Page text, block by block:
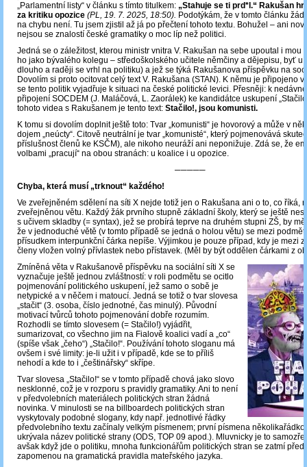
„Parlamentní listy“ v článku s tímto titulkem: „Stahuje se ti prd*l.“ Rakušan
za kritiku opozice (PL, 19. 7. 2025, 18:50). Podotýkám, že v tomto článku
na chybu není. Tu jsem zjistil až já po přečtení tohoto textu. Bohužel – ani
nejsou se znalostí české gramatiky o moc líp než politici.
Jedná se o záležitost, kterou ministr vnitra V. Rakušan na sebe upoutal i mou
ho jako bývalého kolegu – středoškolského učitele němčiny a dějepisu, byť u
dlouho a raději se vrhl na politiku) a jež se týká Rakušanova příspěvku na
Dovolím si proto ocitovat celý text V. Rakušana (STAN). K němu je připojeno
se tento politik vyjadřuje k situaci na české politické levici. Přesněji: k
připojení SOCDEM (J. Maláčová, L. Zaorálek) ke kandidátce uskupení
tohoto videa s Rakušanem je tento text: Stačilo!, jsou komunisti.
K tomu si dovolím doplnit ještě toto: Tvar „komunisti“ je hovorový a může v
dojem „neúcty“. Citově neutrální je tvar „komunisté“, který pojmenovává
příslušnost členů ke KSČM), ale nikoho neuráží ani neponižuje. Zdá se, že
volbami „pracují“ na obou stranách: u koalice i u opozice.
─────
Chyba, která musí „trknout“ každého!
Ve zveřejněném sdělení na síti X nejde totiž jen o Rakušana ani o to, co říká,
zveřejněnou větu. Každý žák prvního stupně základní školy, který se ještě
s učivem skladby (= syntax), jež se probírá teprve na druhém stupni ZŠ, by
že v jednoduché větě (v tomto případě se jedná o holou větu) se mezi
přísudkem interpunkční čárka nepíše. Výjimkou je pouze případ, kdy je mezi
členy vložen volný přívlastek nebo přístavek. (Měl by být oddělen čárkami z
Zmíněná věta v Rakušanově příspěvku na sociální síti X se
vyznačuje ještě jednou zvláštností: v roli podmětu se ocitlo
pojmenování politického uskupení, jež samo o sobě je
netypické a v něčem i matoucí. Jedná se totiž o tvar slovesa
„stačit“ (3. osoba, číslo jednotné, čas minulý). Původní
motivací tvůrců tohoto pojmenování dobře rozumím.
Rozhodli se tímto slovesem (= Stačilo!) vyjádřit,
sumarizovat, co všechno jim na Fialově koalici vadí a „co“
(spíše však „čeho“) „Stačilo!“. Používání tohoto sloganu má
ovšem i své limity: je-li užit i v případě, kde se to příliš
nehodí a kde to i „češtinářsky“ skřípe.
Tvar slovesa „Stačilo!“ se v tomto případě chová jako slovo
nesklonné, což je v rozporu s pravidly gramatiky. Ani to není
v předvolebních materiálech politických stran žádná
novinka. V minulosti se na billboardech politických stran
vyskytovaly podobné slogany, kdy např. jednotlivé řádky
předvolebního textu začínaly velkým písmenem; první písmena
ukrývala název politické strany (ODS, TOP 09 apod.). Mluvnicky je to
avšak když jde o politiku, mnoha funkcionářům politických stran se zatmí před
zapomenou na gramatická pravidla mateřského jazyka.